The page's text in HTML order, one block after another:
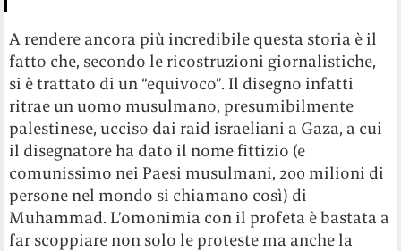
A rendere ancora più incredibile questa storia è il
fatto che, secondo le ricostruzioni giornalistiche,
si è trattato di un “equivoco”. Il disegno infatti
ritrae un uomo musulmano, presumibilmente
palestinese, ucciso dai raid israeliani a Gaza, a cui
il disegnatore ha dato il nome fittizio (e
comunissimo nei Paesi musulmani, 200 milioni di
persone nel mondo si chiamano così) di
Muhammad. L’omonimia con il profeta è bastata a
far scoppiare non solo le proteste ma anche la